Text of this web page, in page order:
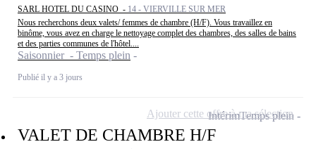
SARL HOTEL DU CASINO - 14 - VIERVILLE SUR MER
Nous recherchons deux valets/ femmes de chambre (H/F). Vous travaillez en
binôme, vous avez en charge le nettoyage complet des chambres, des salles de bains
et des parties communes de l'hôtel....
Saisonnier - Temps plein
Publié il y a 3 jours
VALET DE CHAMBRE H/F
IntérimTemps plein
Ajouter cette offre à ma sélection